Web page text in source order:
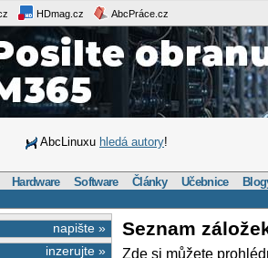
HDmag.cz AbcPráce.cz
AbcLinuxu hledá autory!
Hardware Software Články Učebnice
napište »
inzerujte »
Seznam
Zde si můžete